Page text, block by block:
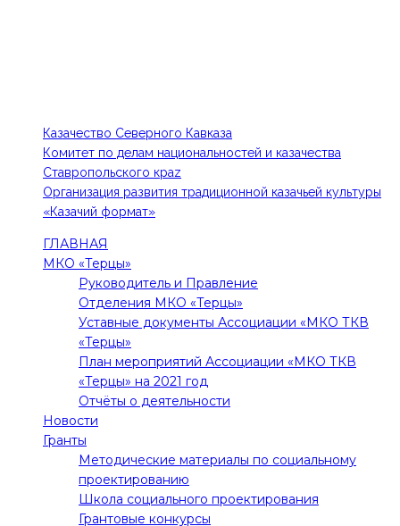
Казачество Северного Кавказа
Комитет по делам национальностей и казачества
Ставропольского краz
Организация развития традиционной казачьей культуры
«Казачий формат»
ГЛАВНАЯ
МКО «Терцы»
Руководитель и Правление
Отделения МКО «Терцы»
Уставные документы Ассоциации «МКО ТКВ
«Терцы»
План мероприятий Ассоциации «МКО ТКВ
«Терцы» на 2021 год
Отчёты о деятельности
Новости
Гранты
Методические материалы по социальному
проектированию
Школа социального проектирования
Грантовые конкурсы